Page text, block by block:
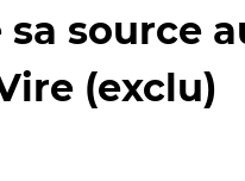
source
(exclu)